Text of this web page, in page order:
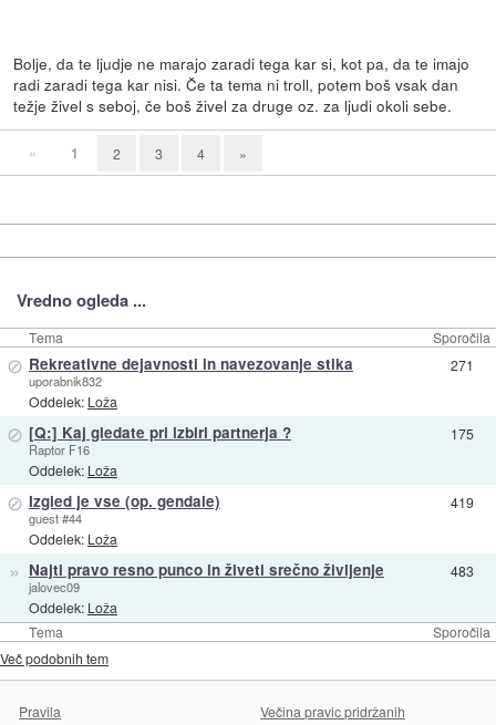
Bolje, da te ljudje ne marajo zaradi tega kar si, kot pa, da te imajo
radi zaradi tega kar nisi. Če ta tema ni troll, potem boš vsak dan
težje živel s seboj, če boš živel za druge oz. za ljudi okoli sebe.
« 1 2 3 4 »
Vredno ogleda ...
Tema Sporočila
Tema Sporočila
⊘ Rekreativne dejavnosti in navezovanje stika
uporabnik832
Oddelek: Loža
271
⊘ [Q:] Kaj gledate pri izbiri partnerja ?
Raptor F16
Oddelek: Loža
175
⊘ Izgled je vse (op. gendale)
guest #44
Oddelek: Loža
419
» Najti pravo resno punco in živeti srečno življenje
jalovec09
Oddelek: Loža
483
Več podobnih tem
Pravila Večina pravic pridržanih